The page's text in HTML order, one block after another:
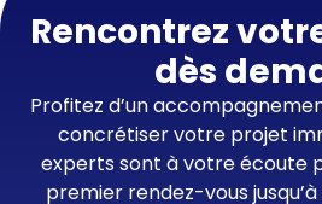
Rencontrez
dès
Profitez d’un
concrétiser votre projet
experts sont à votre écoute
premier rendez-vous